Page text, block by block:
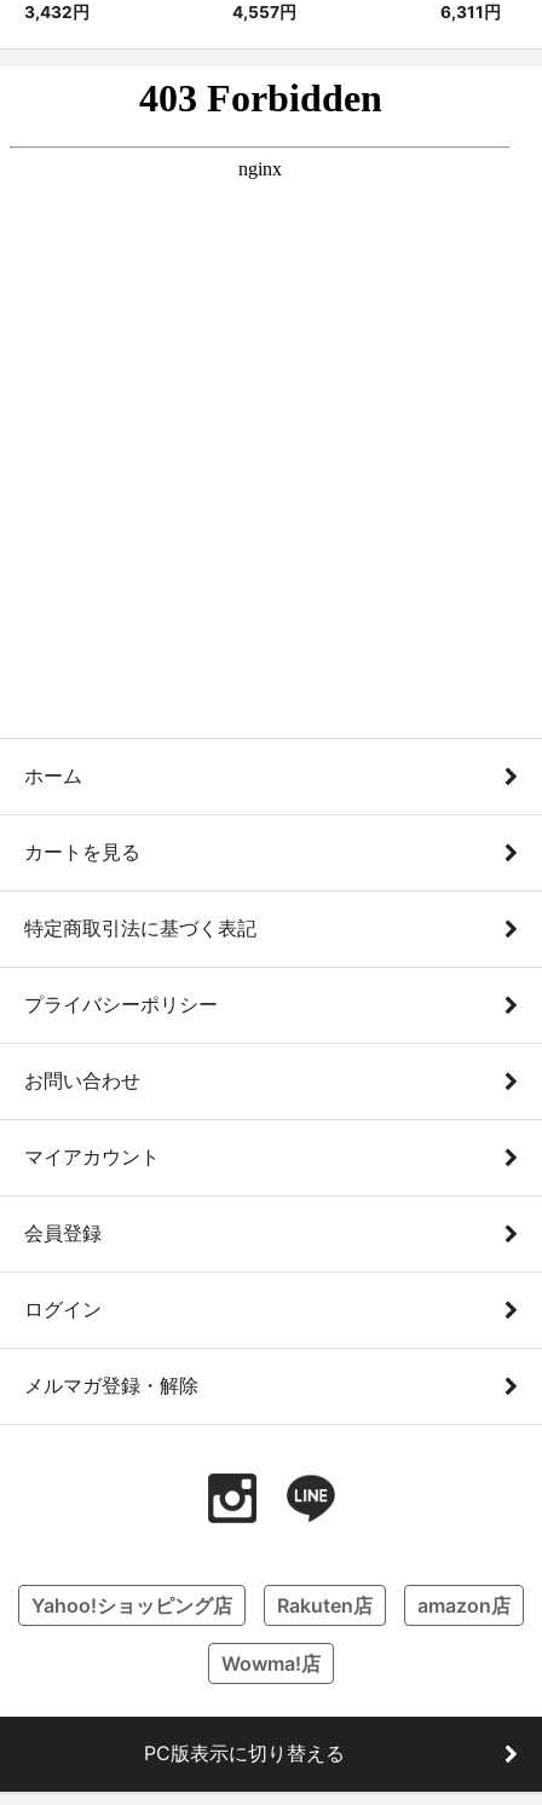
3,432円
4,557円
6,311円
ホーム
カートを見る
特定商取引法に基づく表記
プライバシーポリシー
お問い合わせ
マイアカウント
会員登録
ログイン
メルマガ登録・解除
Yahoo!ショッピング店 Rakuten店 amazon店
Wowma!店
PC版表示に切り替える